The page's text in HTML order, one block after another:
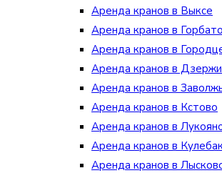
Аренда кранов в Выксе
Аренда кранов в
Аренда кранов в
Аренда кранов в
Аренда кранов в
Аренда кранов в Кстово
Аренда кранов в
Аренда кранов в
Аренда кранов в